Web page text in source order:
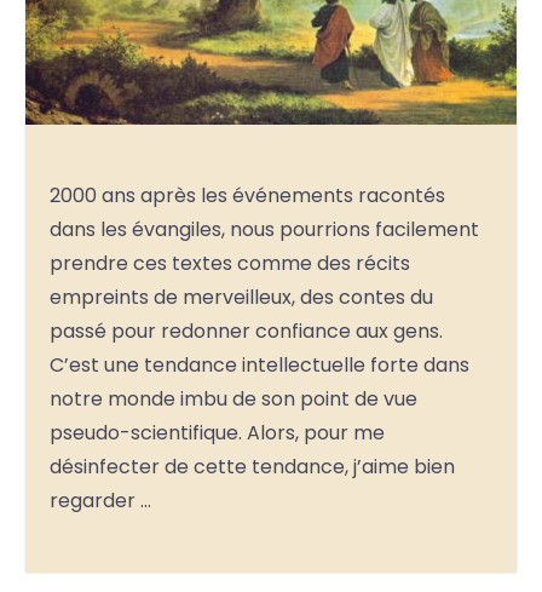
2000 ans après les événements racontés
dans les évangiles, nous pourrions facilement
prendre ces textes comme des récits
empreints de merveilleux, des contes du
passé pour redonner confiance aux gens.
C’est une tendance intellectuelle forte dans
notre monde imbu de son point de vue
pseudo-scientifique. Alors, pour me
désinfecter de cette tendance, j’aime bien
regarder …